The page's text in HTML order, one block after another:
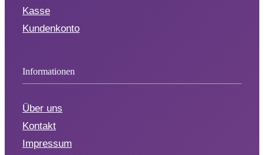
Kasse
Kundenkonto
Informationen
Über uns
Kontakt
Impressum